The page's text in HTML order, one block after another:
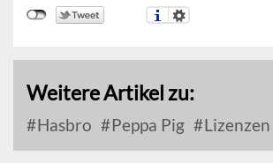
Weitere Artikel zu:
Hasbro Peppa Pig Lizenzen